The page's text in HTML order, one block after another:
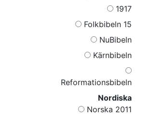
1917
Folkbibeln 15
NuBibeln
Kärnbibeln
Reformationsbibeln
Nordiska
Norska 2011